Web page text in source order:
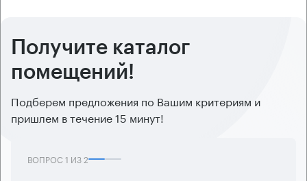
Получите каталог
помещений!
Подберем предложения по Вашим критериям и
пришлем в течение 15 минут!
ВОПРОС 1 ИЗ2